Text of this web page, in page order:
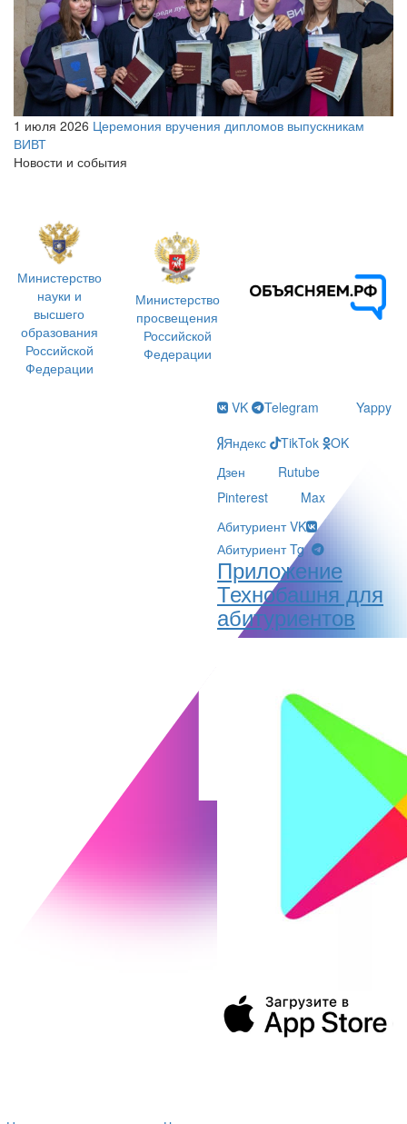
1 июля 2026 Церемония вручения дипломов выпускникам
ВИВТ
Новости и события
Министерство
науки и
высшего
образования
Российской
Федерации
Министерство
просвещения
Российской
Федерации
VK Telegram
Yappy
Яндекс
TikTok
OK
Дзен
Rutube
Pinterest
Max
Абитуриент VK
Абитуриент Tg
Приложение
Технобашня для
абитуриентов